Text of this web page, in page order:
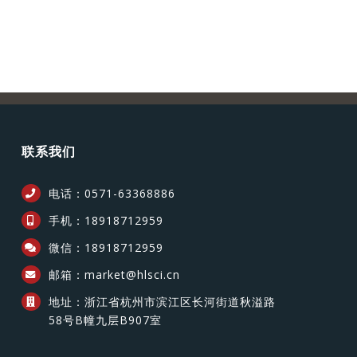
联系我们
电话：0571-63368886
手机：18918712959
微信：18918712959
邮箱：market@hlsci.cn
地址：浙江省杭州市滨江区长河街道秋溢路
58号B幢九层B907室